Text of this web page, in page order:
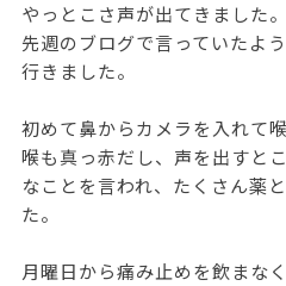
やっとこさ声が出てきました。
先週のブログで言っていたよ
行きました。
初めて鼻からカメラを入れて
喉も真っ赤だし、声を出すと
なことを言われ、たくさん薬
た。
月曜日から痛み止めを飲まな